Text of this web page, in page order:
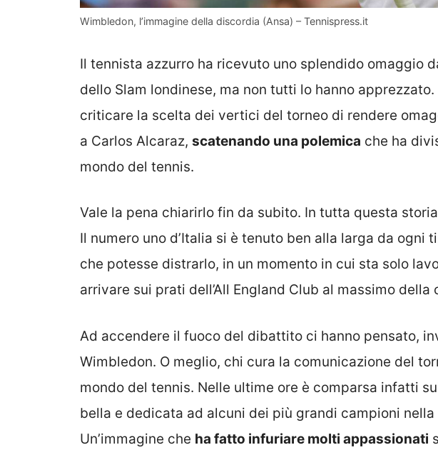
Wimbledon, l’immagine della discordia (Ansa) – Tennispress.it
Il tennista azzurro ha ricevuto uno splendido omaggio
dello Slam londinese, ma non tutti lo hanno
criticare la scelta dei vertici del torneo di rendere
a Carlos Alcaraz, scatenando una polemica che ha
mondo del tennis.
Vale la pena chiarirlo fin da subito. In tutta questa
Il numero uno d’Italia si è tenuto ben alla larga da ogni
che potesse distrarlo, in un momento in cui sta solo
arrivare sui prati dell’All England Club al massimo della
Ad accendere il fuoco del dibattito ci hanno pensato,
Wimbledon. O meglio, chi cura la comunicazione del
mondo del tennis. Nelle ultime ore è comparsa infatti
bella e dedicata ad alcuni dei più grandi campioni
Un’immagine che ha fatto infuriare molti appassionati